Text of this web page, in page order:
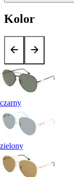
Kolor
czarny
zielony